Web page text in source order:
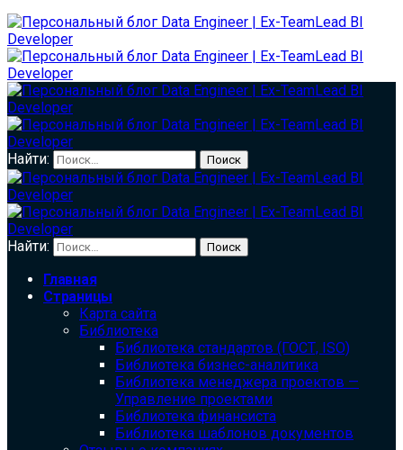
Найти:
Найти:
Главная
Страницы
Карта сайта
Библиотека
Библиотека cтандартов (ГОСТ, ISO)
Библиотека бизнес-аналитика
Библиотека менеджера проектов —
Управление проектами
Библиотека финансиста
Библиотека шаблонов документов